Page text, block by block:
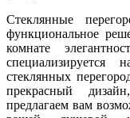
Стеклянные
функциональное
комнате
специализируется
стеклянных
прекрасный
предлагаем вам